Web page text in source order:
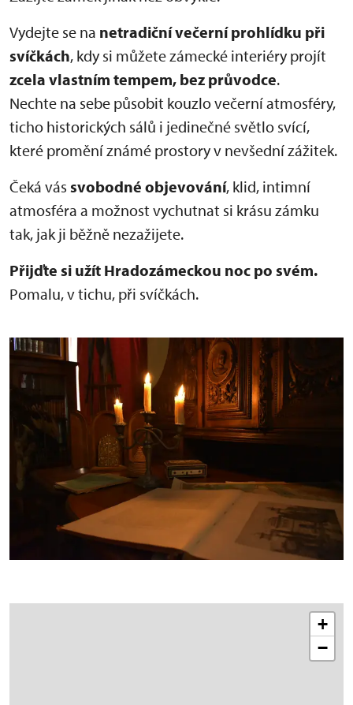
Vydejte se na netradiční večerní prohlídku při
svíčkách, kdy si můžete zámecké interiéry projít
zcela vlastním tempem, bez průvodce.
Nechte na sebe působit kouzlo večerní atmosféry,
ticho historických sálů i jedinečné světlo svící,
které promění známé prostory v nevšední zážitek.
Čeká vás svobodné objevování, klid, intimní
atmosféra a možnost vychutnat si krásu zámku
tak, jak ji běžně nezažijete.
Přijďte si užít Hradozámeckou noc po svém.
Pomalu, v tichu, při svíčkách.
+
−